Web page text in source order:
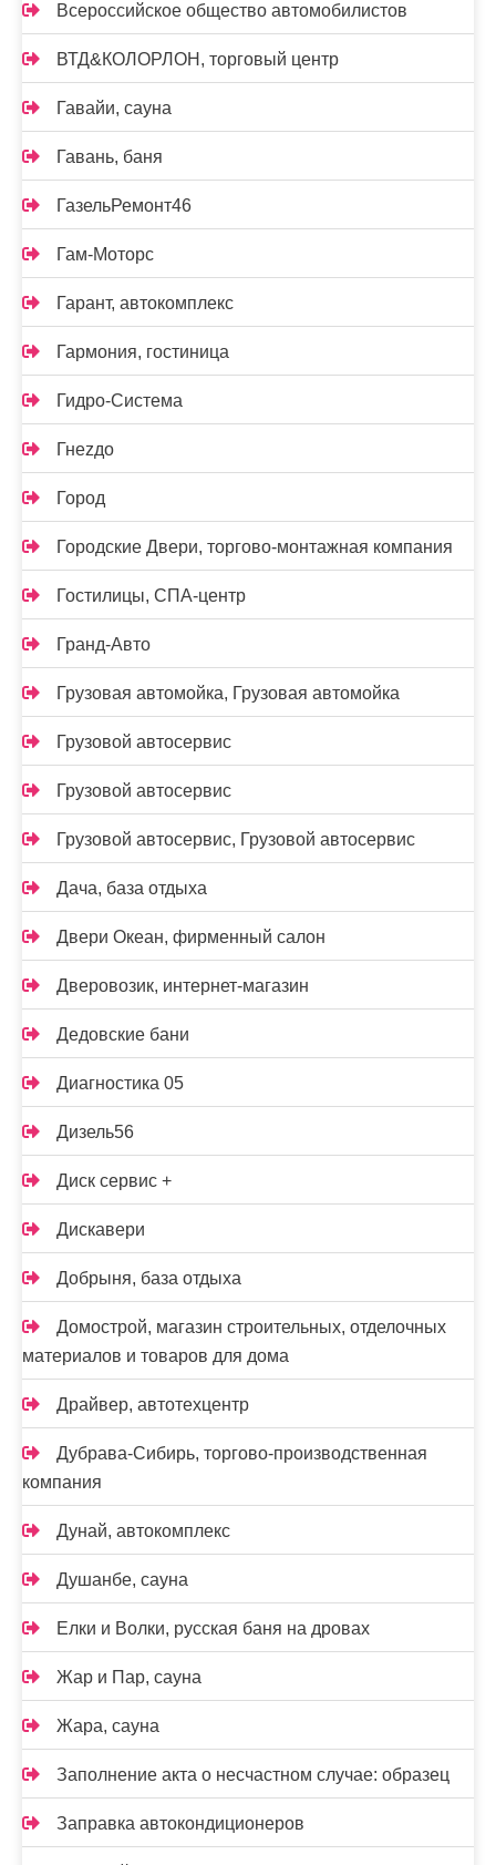
Всероссийское общество автомобилистов
ВТД&КОЛОРЛОН, торговый центр
Гавайи, сауна
Гавань, баня
ГазельРемонт46
Гам-Моторс
Гарант, автокомплекс
Гармония, гостиница
Гидро-Система
Гнеzдо
Город
Городские Двери, торгово-монтажная компания
Гостилицы, СПА-центр
Гранд-Авто
Грузовая автомойка, Грузовая автомойка
Грузовой автосервис
Грузовой автосервис
Грузовой автосервис, Грузовой автосервис
Дача, база отдыха
Двери Океан, фирменный салон
Дверовозик, интернет-магазин
Дедовские бани
Диагностика 05
Дизель56
Диск сервис +
Дискавери
Добрыня, база отдыха
Домострой, магазин строительных, отделочных
материалов и товаров для дома
Драйвер, автотехцентр
Дубрава-Сибирь, торгово-производственная
компания
Дунай, автокомплекс
Душанбе, сауна
Елки и Волки, русская баня на дровах
Жар и Пар, сауна
Жара, сауна
Заполнение акта о несчастном случае: образец
Заправка автокондиционеров